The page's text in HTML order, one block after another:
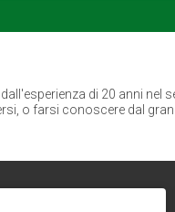
di 20 anni nel
o farsi conoscere dal